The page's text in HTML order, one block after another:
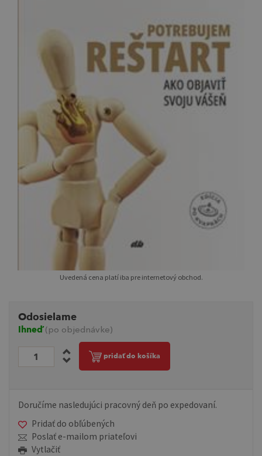
Uvedená cena platí iba pre internetový obchod.
Odosielame
Ihneď(po objednávke)
pridať do košíka
Doručíme nasledujúci pracovný deň po expedovaní.
Pridať do obľúbených
Poslať e-mailom priateľovi
Vytlačiť